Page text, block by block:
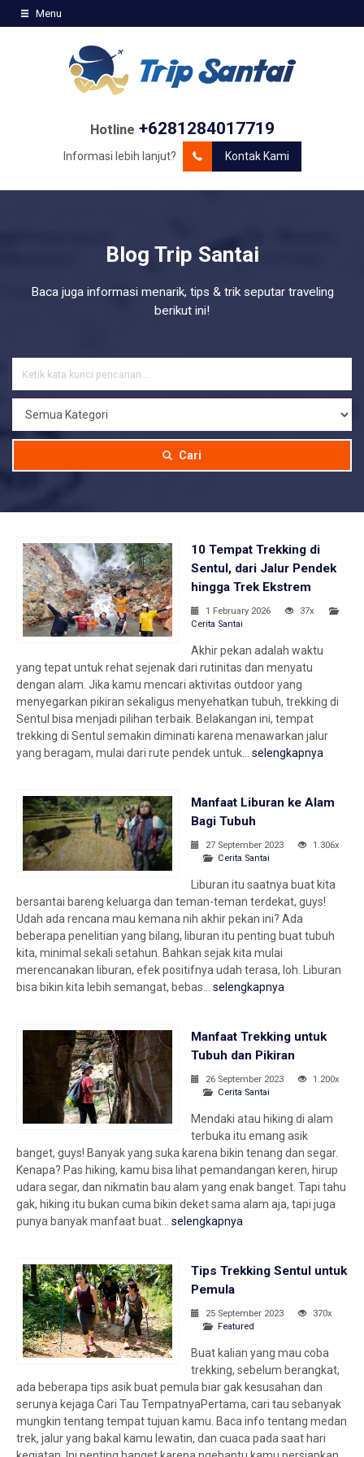
Menu
Hotline +6281284017719
Informasi lebih lanjut? Kontak Kami
Blog Trip Santai
Baca juga informasi menarik, tips & trik seputar traveling
berikut ini!
Cari
10 Tempat Trekking di
Sentul, dari Jalur Pendek
hingga Trek Ekstrem
1 February 2026
37x
Cerita Santai
Akhir pekan adalah waktu
yang tepat untuk rehat sejenak dari rutinitas dan menyatu
dengan alam. Jika kamu mencari aktivitas outdoor yang
menyegarkan pikiran sekaligus menyehatkan tubuh, trekking di
Sentul bisa menjadi pilihan terbaik. Belakangan ini, tempat
trekking di Sentul semakin diminati karena menawarkan jalur
yang beragam, mulai dari rute pendek untuk... selengkapnya
Manfaat Liburan ke Alam
Bagi Tubuh
27 September 2023
1.306x
Cerita Santai
Liburan itu saatnya buat kita
bersantai bareng keluarga dan teman-teman terdekat, guys!
Udah ada rencana mau kemana nih akhir pekan ini? Ada
beberapa penelitian yang bilang, liburan itu penting buat tubuh
kita, minimal sekali setahun. Bahkan sejak kita mulai
merencanakan liburan, efek positifnya udah terasa, loh. Liburan
bisa bikin kita lebih semangat, bebas... selengkapnya
Manfaat Trekking untuk
Tubuh dan Pikiran
26 September 2023
1.200x
Cerita Santai
Mendaki atau hiking di alam
terbuka itu emang asik
banget, guys! Banyak yang suka karena bikin tenang dan segar.
Kenapa? Pas hiking, kamu bisa lihat pemandangan keren, hirup
udara segar, dan nikmatin bau alam yang enak banget. Tapi tahu
gak, hiking itu bukan cuma bikin deket sama alam aja, tapi juga
punya banyak manfaat buat... selengkapnya
Tips Trekking Sentul untuk
Pemula
25 September 2023
370x
Featured
Buat kalian yang mau coba
trekking, sebelum berangkat,
ada beberapa tips asik buat pemula biar gak kesusahan dan
serunya kejaga Cari Tau TempatnyaPertama, cari tau sebanyak
mungkin tentang tempat tujuan kamu. Baca info tentang medan
trek, jalur yang bakal kamu lewatin, dan cuaca pada saat hari